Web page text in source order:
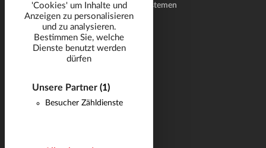
'Cookies' um Inhalte und
Anzeigen zu personalisieren
und zu analysieren.
Bestimmen Sie, welche
Dienste benutzt werden
dürfen
Unsere Partner (1)
Besucher Zähldienste
Herstellung von hydraulischen Hebesystemen
Aftermarket
Geschäftslösungen
Medien